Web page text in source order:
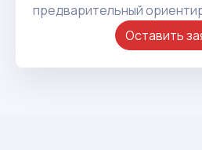
предварительный
Оставить